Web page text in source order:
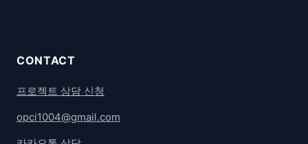
CONTACT
프로젝트 상담 신청
opci1004@gmail.com